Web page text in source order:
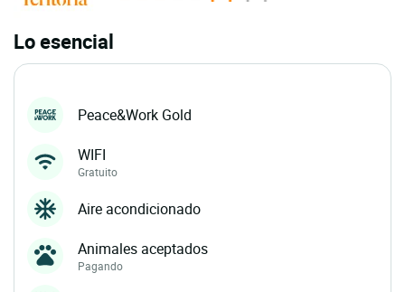
Lo esencial
Peace&Work Gold
WIFI
Gratuito
Aire acondicionado
Animales aceptados
Pagando